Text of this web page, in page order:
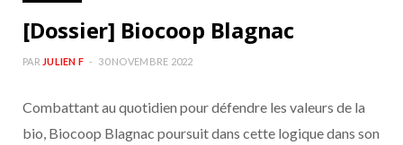
[Dossier] Biocoop Blagnac
PAR JULIEN F 30 NOVEMBRE 2022
Combattant au quotidien pour défendre les valeurs de la
bio, Biocoop Blagnac poursuit dans cette logique dans son